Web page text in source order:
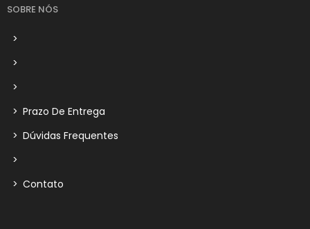
SOBRE NÓS
>
>
>
> Prazo De Entrega
> Dúvidas Frequentes
>
> Contato